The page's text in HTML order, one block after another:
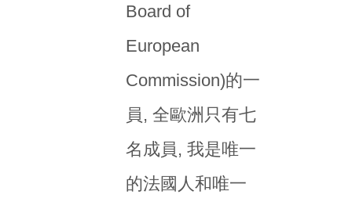
Board of
European
Commission)的一
員, 全歐洲只有七
名成員, 我是唯一
的法國人和唯一